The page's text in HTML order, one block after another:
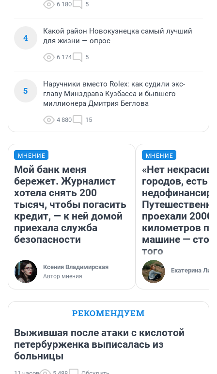
6 180 5
4
Какой район Новокузнецка самый лучший
для жизни — опрос
6 174 5
5
Наручники вместо Rolex: как судили экс-
главу Минздрава Кузбасса и бывшего
миллионера Дмитрия Беглова
4 880 15
МНЕНИЕ
Мой банк меня
бережет. Журналист
хотела снять 200
тысяч, чтобы погасить
кредит, — к ней домой
приехала служба
безопасности
Ксения Владимирская
Автор мнения
МНЕНИЕ
«Нет
городов, есть
проехали 2000
километров по
машине —
того
Екатерина
РЕКОМЕНДУЕМ
Выжившая после атаки с кислотой
петербурженка выписалась из
больницы